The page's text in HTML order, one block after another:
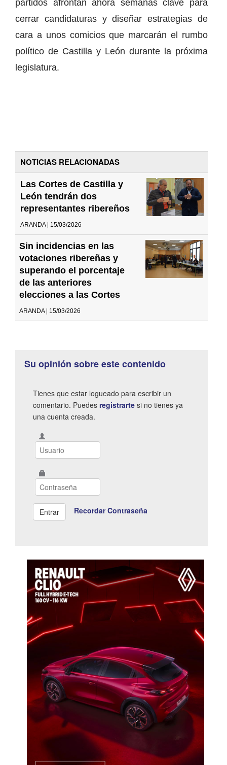
partidos afrontan ahora semanas clave para
cerrar candidaturas y diseñar estrategias de
cara a unos comicios que marcarán el rumbo
político de Castilla y León durante la próxima
legislatura.
NOTICIAS RELACIONADAS
Las Cortes de Castilla y
León tendrán dos
representantes ribereños
ARANDA | 15/03/2026
Sin incidencias en las
votaciones ribereñas y
superando el porcentaje
de las anteriores
elecciones a las Cortes
ARANDA | 15/03/2026
Su opinión sobre este contenido
Tienes que estar logueado para escribir un
comentario. Puedes registrarte si no tienes ya
una cuenta creada.
Recordar Contraseña